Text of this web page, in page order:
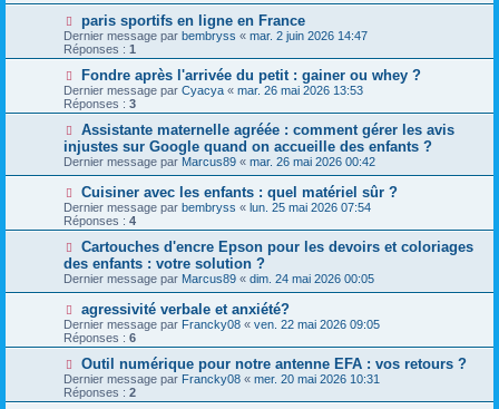
paris sportifs en ligne en France
Dernier message par bembryss « mar. 2 juin 2026 14:47
Réponses : 1
Fondre après l'arrivée du petit : gainer ou whey ?
Dernier message par Cyacya « mar. 26 mai 2026 13:53
Réponses : 3
Assistante maternelle agréée : comment gérer les avis
injustes sur Google quand on accueille des enfants ?
Dernier message par Marcus89 « mar. 26 mai 2026 00:42
Cuisiner avec les enfants : quel matériel sûr ?
Dernier message par bembryss « lun. 25 mai 2026 07:54
Réponses : 4
Cartouches d'encre Epson pour les devoirs et coloriages
des enfants : votre solution ?
Dernier message par Marcus89 « dim. 24 mai 2026 00:05
agressivité verbale et anxiété?
Dernier message par Francky08 « ven. 22 mai 2026 09:05
Réponses : 6
Outil numérique pour notre antenne EFA : vos retours ?
Dernier message par Francky08 « mer. 20 mai 2026 10:31
Réponses : 2